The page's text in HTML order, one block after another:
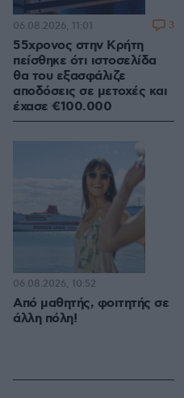
55χρονος στην Κρήτη
πείσθηκε ότι ιστοσελίδα
θα του εξασφάλιζε
αποδόσεις σε μετοχές και
έχασε €100.000
06.08.2026, 11:01 3
Από μαθητής, φοιτητής σε
άλλη πόλη!
06.08.2026, 10:52